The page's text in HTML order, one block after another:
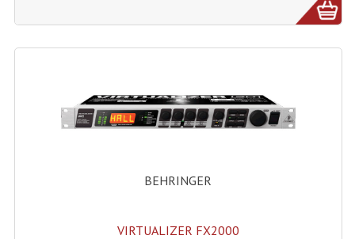
Egaliseur Egaliseurs
Packs Sono
Enceintes, Système Amplifiés
BEHRINGER
VIRTUALIZER FX2000